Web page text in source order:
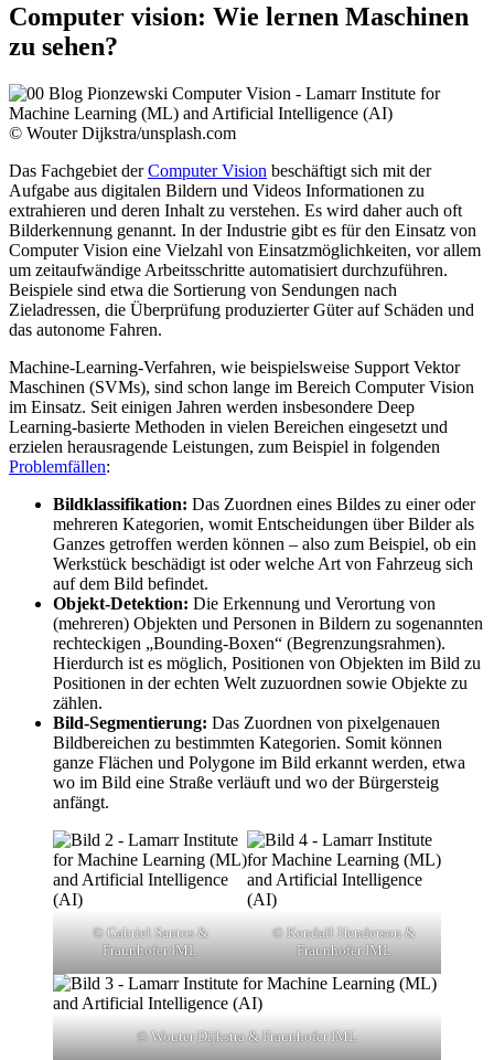
Computer vision: Wie lernen Maschinen
zu sehen?
© Wouter Dijkstra/unsplash.com
Das Fachgebiet derComputer Vision beschäftigt sich mit der
Aufgabe aus digitalen Bildern und Videos Informationen zu
extrahieren und deren Inhalt zu verstehen. Es wird daher auch oft
Bilderkennung genannt. In der Industrie gibt es für den Einsatz von
Computer Vision eine Vielzahl von Einsatzmöglichkeiten, vor allem
um zeitaufwändige Arbeitsschritte automatisiert durchzuführen.
Beispiele sind etwa die Sortierung von Sendungen nach
Zieladressen, die Überprüfung produzierter Güter auf Schäden und
das autonome Fahren.
Machine-Learning-Verfahren, wie beispielsweise Support Vektor
Maschinen (SVMs), sind schon lange im Bereich Computer Vision
im Einsatz. Seit einigen Jahren werden insbesondere Deep
Learning-basierte Methoden in vielen Bereichen eingesetzt und
erzielen herausragende Leistungen, zum Beispiel in folgenden
Problemfällen:
Bildklassifikation: Das Zuordnen eines Bildes zu einer oder
mehreren Kategorien, womit Entscheidungen über Bilder als
Ganzes getroffen werden können – also zum Beispiel, ob ein
Werkstück beschädigt ist oder welche Art von Fahrzeug sich
auf dem Bild befindet.
Objekt-Detektion: Die Erkennung und Verortung von
(mehreren) Objekten und Personen in Bildern zu sogenannten
rechteckigen „Bounding-Boxen“ (Begrenzungsrahmen).
Hierdurch ist es möglich, Positionen von Objekten im Bild zu
Positionen in der echten Welt zuzuordnen sowie Objekte zu
zählen.
Bild-Segmentierung: Das Zuordnen von pixelgenauen
Bildbereichen zu bestimmten Kategorien. Somit können
ganze Flächen und Polygone im Bild erkannt werden, etwa
wo im Bild eine Straße verläuft und wo der Bürgersteig
anfängt.
© Gabriel Santos &
Fraunhofer IML
© Kendall Henderson &
Fraunhofer IML
© Wouter Dijkstra & Fraunhofer IML